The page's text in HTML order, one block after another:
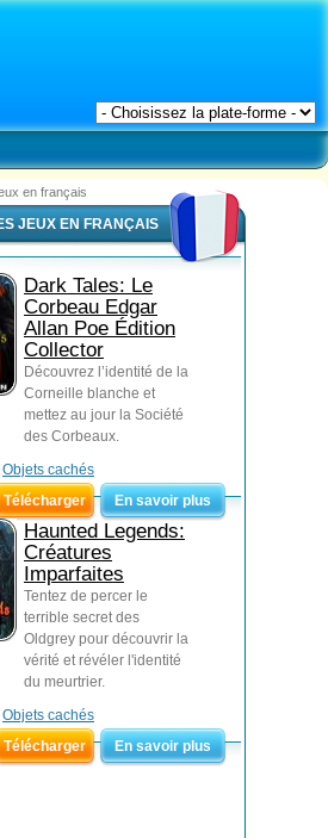
en français
JEUX EN FRANÇAIS
Dark Tales: Le
Corbeau Edgar
Allan Poe Édition
Collector
Découvrez l’identité de la
Corneille blanche et
mettez au jour la Société
des Corbeaux.
Objets cachés
Télécharger
En savoir plus
Haunted Legends:
Créatures
Imparfaites
Tentez de percer le
terrible secret des
Oldgrey pour découvrir la
vérité et révéler l'identité
du meurtrier.
Objets cachés
Télécharger
En savoir plus